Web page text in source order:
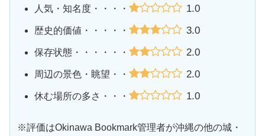
人気・知名度・・・・ 1.0
歴史的価値・・・・・ 3.0
保存状態・・・・・・ 2.0
周辺の景色・眺望・・ 2.0
休む場所の多さ・・・ 1.0
※評価はOkinawa Bookmark管理者が沖縄の他の城・